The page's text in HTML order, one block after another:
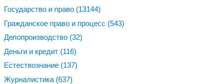
Государство и право (13144)
Гражданское право и процесс (543)
Делопроизводство (32)
Деньги и кредит (116)
Естествознание (137)
Журналистика (637)